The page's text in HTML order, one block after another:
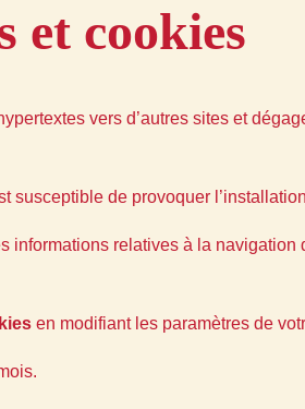
et cookies
vers d’autres sites et
susceptible de provoquer
relatives à la
en modifiant les paramètres de